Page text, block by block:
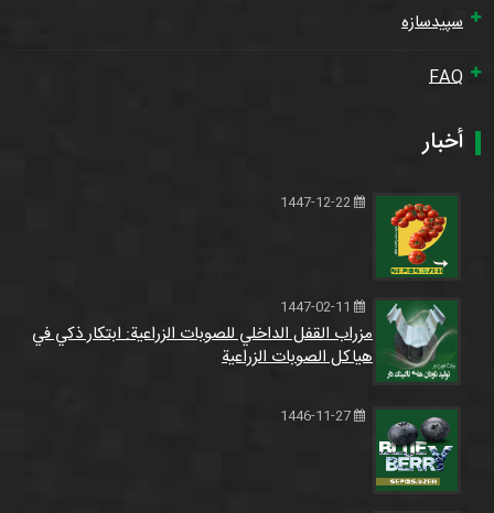
سپیدسازه
FAQ
أخبار
مزراب القفل الداخلي للصوبات الزراعية: ابتكار ذكي في
هياكل الصوبات الزراعية